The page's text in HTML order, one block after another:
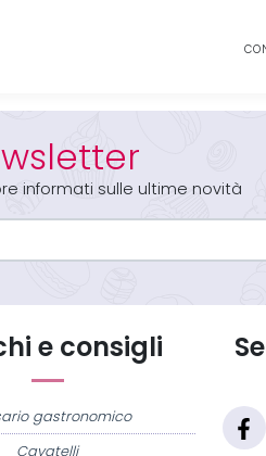
informati sulle ultime novità
e consigli
gastronomico
Cavatelli